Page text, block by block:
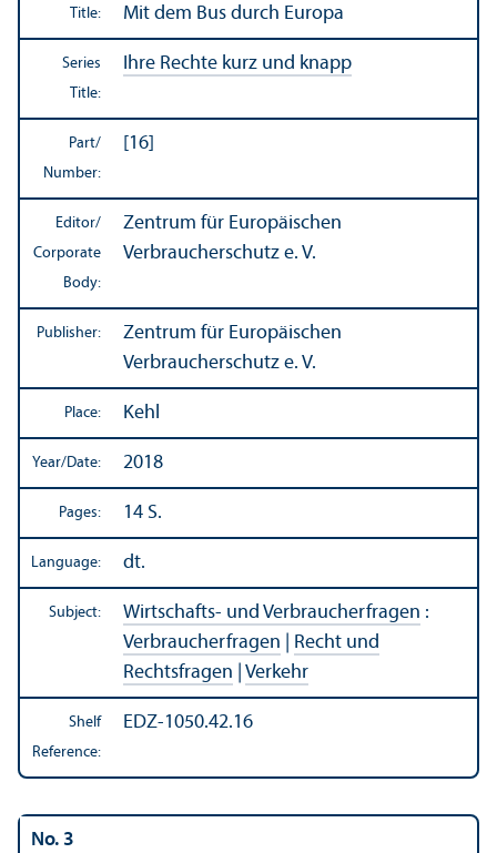
Title: Mit dem Bus durch Europa
Series
Title:
Ihre Rechte kurz und knapp
Part/
Number:
[16]
Editor/
Corporate
Body:
Zentrum für Europäischen
Verbraucherschutz e. V.
Publisher:
Zentrum für Europäischen
Verbraucherschutz e. V.
Place: Kehl
Year/Date: 2018
Pages: 14 S.
Language: dt.
Subject: Wirtschafts- und Verbraucherfragen :
Verbraucherfragen
Recht und
Rechtsfragen
Verkehr
Shelf
Reference:
EDZ-1050.42.16
No. 3